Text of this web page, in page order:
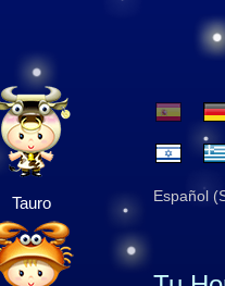
Tauro Español